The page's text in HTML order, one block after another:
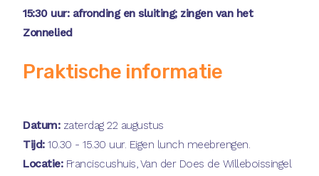
15:30 uur: afronding en sluiting; zingen van het
Zonnelied
Praktische informatie
Datum:zaterdag 22 augustus
Tijd:10.30 - 15.30 uur. Eigen lunch meebrengen.
Locatie:Franciscushuis, Van der Does de Willeboissingel